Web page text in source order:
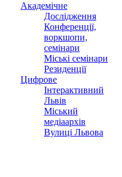
Академічне
Дослідження
Конференції,
воркшопи,
семінари
Міські семінари
Резиденції
Цифрове
Інтерактивний
Львів
Міський
медіаархів
Вулиці Львова